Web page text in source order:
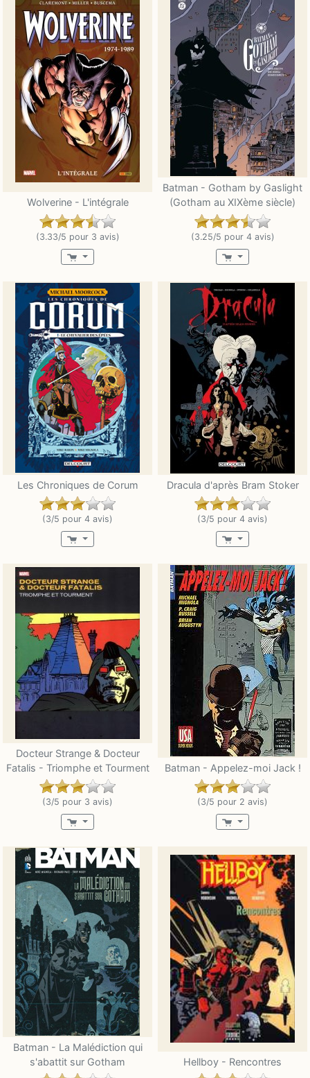
Wolverine - L'intégrale
(3.33/5 pour 3 avis)
Batman - Gotham by Gaslight
(Gotham au XIXème siècle)
(3.25/5 pour 4 avis)
Les Chroniques de Corum
(3/5 pour 4 avis)
Dracula d'après Bram Stoker
(3/5 pour 4 avis)
Docteur Strange & Docteur
Fatalis - Triomphe et Tourment
(3/5 pour 3 avis)
Batman - Appelez-moi Jack !
(3/5 pour 2 avis)
Batman - La Malédiction qui
s'abattit sur Gotham
Hellboy - Rencontres